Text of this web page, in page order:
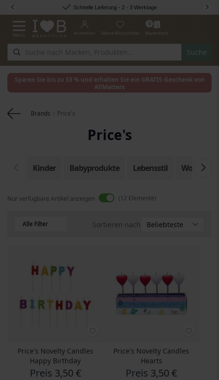
Zum Inhalt springen Schnelle Lieferung - 2 - 3 Werktage
Navigation umschalten
Menü
Suche
Anmelden Meine Wunschliste
0
Warenkorb
Sparen Sie bis zu 33 % und erhalten Sie ein GRATIS-Geschenk von
AllMatters
Brands Price's
Price's
Kinder Babyprodukte Lebensstil Wohnen
Nur verfügbare Artikel anzeigen 12 Elemente
Alle Filter Sortieren nach
Price's Novelty Candles
Happy Birthday
Preis 3,50 €
Price's Novelty Candles
Hearts
Preis 3,50 €